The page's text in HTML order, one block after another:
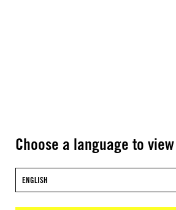
Choose a language to
ENGLISH